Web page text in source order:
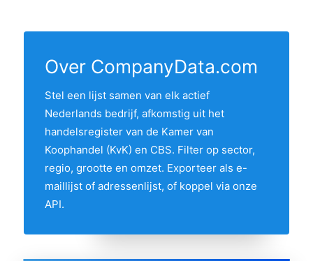
recente datum.
installateur uit het overzicht. De provincie
met de meeste installateurs is Zuid-
Holland, gevolgd door de andere
Randstad-provincies. Gebruik de
interactieve kaart hierboven om twee
provincies te vergelijken op hun aandeel in
de markt.
Over CompanyData.com
Stel een lijst samen van elk actief
Nederlands bedrijf, afkomstig uit het
handelsregister van de Kamer van
Koophandel (KvK) en CBS. Filter op sector,
regio, grootte en omzet. Exporteer als e-
maillijst of adressenlijst, of koppel via onze
API.